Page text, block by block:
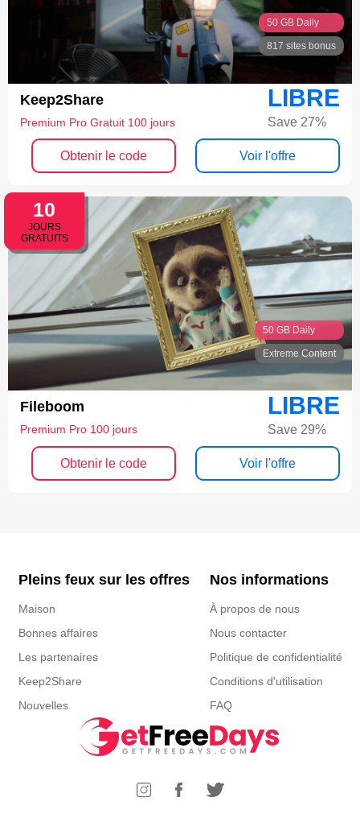
50 GB Daily
817 sites bonus
Keep2Share
Premium Pro Gratuit 100 jours
LIBRE
Save 27%
Obtenir le code Voir l'offre
10
JOURS
GRATUITS
50 GB Daily
Extreme Content
Fileboom
Premium Pro 100 jours
LIBRE
Save 29%
Obtenir le code Voir l'offre
Pleins feux sur les offres
Maison
Bonnes affaires
Les partenaires
Keep2Share
Nouvelles
Nos informations
À propos de nous
Nous contacter
Politique de confidentialité
Conditions d'utilisation
FAQ